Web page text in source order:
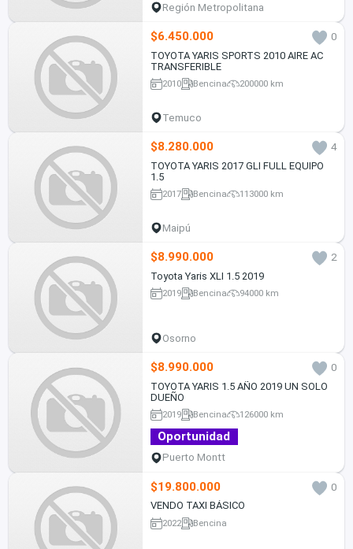
Región Metropolitana
$6.450.000
0
TOYOTA YARIS SPORTS 2010 AIRE AC
TRANSFERIBLE
2010 Bencina 200000 km
Temuco
$8.280.000
4
TOYOTA YARIS 2017 GLI FULL EQUIPO
1.5
2017 Bencina 113000 km
Maipú
$8.990.000
2
Toyota Yaris XLI 1.5 2019
2019 Bencina 94000 km
Osorno
$8.990.000
0
TOYOTA YARIS 1.5 AÑO 2019 UN SOLO
DUEÑO
2019 Bencina 126000 km
Oportunidad
Puerto Montt
$19.800.000
0
VENDO TAXI BÁSICO
2022 Bencina